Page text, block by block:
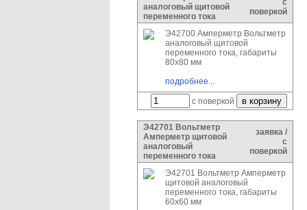
аналоговый щитовой
переменного тока
с
поверкой
Э42700 Амперметр Вольтметр
аналоговый щитовой
переменного тока, габариты
80х80 мм
подробнее...
с поверкой
Э42701 Вольтметр
Амперметр щитовой
аналоговый
переменного тока
заявка /
с
поверкой
Э42701 Вольтметр Амперметр
щитовой аналоговый
переменного тока, габариты
60х60 мм